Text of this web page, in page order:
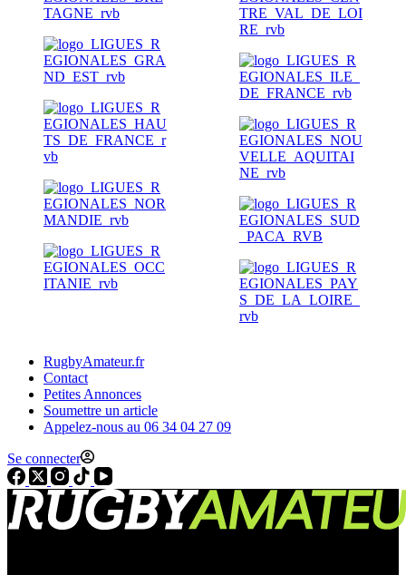
RugbyAmateur.fr
Contact
Petites Annonces
Soumettre un article
Appelez-nous au 06 34 04 27 09
Se connecter